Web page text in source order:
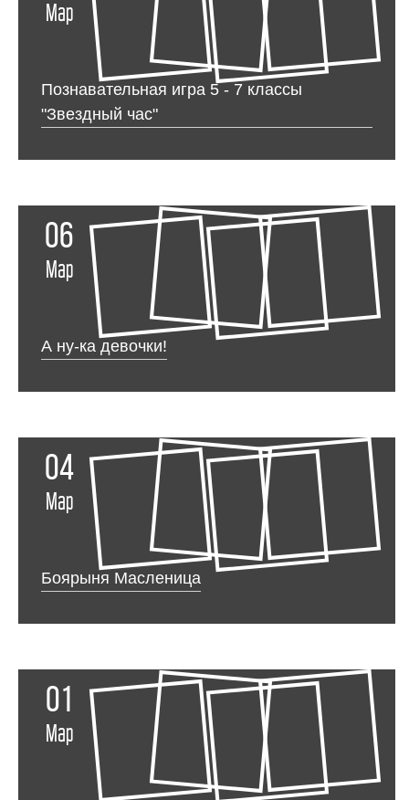
Мар
Познавательная игра 5 - 7 классы
"Звездный час"
06
Мар
А ну-ка девочки!
04
Мар
Боярыня Масленица
01
Мар